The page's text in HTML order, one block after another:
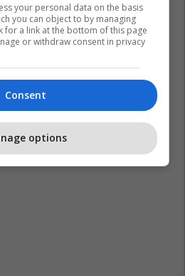
your personal data on the basis
you can object to by managing
for a link at the bottom of this page
or withdraw consent in privacy
Consent
options